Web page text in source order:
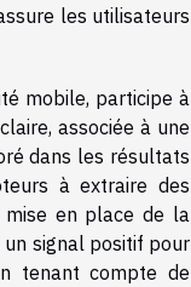
les utilisateurs
mobile, participe à
associée à une
dans les résultats
à extraire des
mise en place de la
signal positif pour
tenant compte de